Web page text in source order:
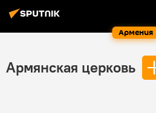
Армения
Армянская церковь